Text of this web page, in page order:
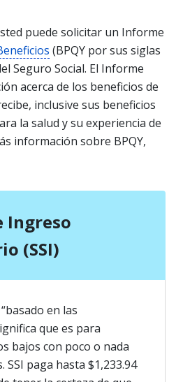
puede solicitar un Informe
(BPQY por sus siglas
Seguro Social. El Informe
acerca de los beneficios de
inclusive sus beneficios
la salud y su experiencia de
información sobre BPQY,
Ingreso
(SSI)
en las
que es para
bajos con poco o nada
SSI paga hasta $1,233.94